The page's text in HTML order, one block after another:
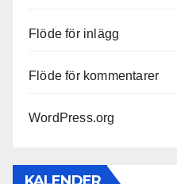
Flöde för inlägg
Flöde för kommentarer
WordPress.org